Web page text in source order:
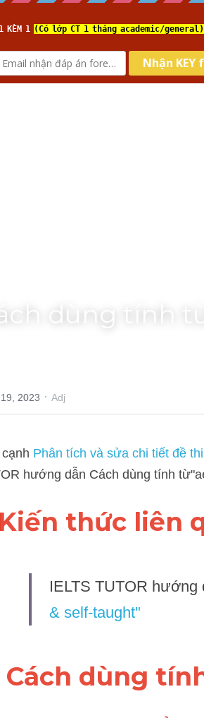
dùng tính
·
Phân tích và sửa chi tiết đề thi IELTS
dùng tính từ"aesthetic"tiếng anh
thức liên
IELTS TUTOR hướng dẫn
taught"
Cách dùng